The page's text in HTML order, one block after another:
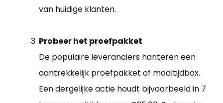
van huidige klanten.
Probeer het proefpakket
De populaire leveranciers hanteren een
aantrekkelijk proefpakket of maaltijdbox.
Een dergelijke actie houdt bijvoorbeeld in 7